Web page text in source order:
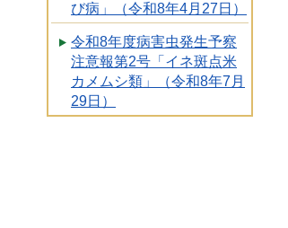
び病」（令和8年4月27日）
令和8年度病害虫発生予察
注意報第2号「イネ斑点米
カメムシ類」（令和8年7月
29日）